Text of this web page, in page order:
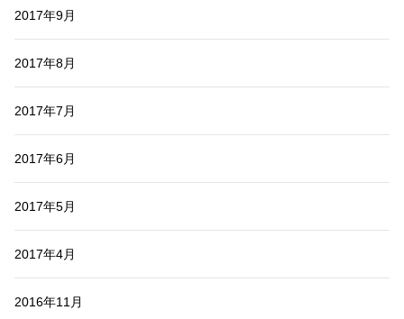
2017年9月
2017年8月
2017年7月
2017年6月
2017年5月
2017年4月
2016年11月